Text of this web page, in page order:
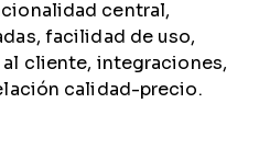
central,
facilidad de uso,
cliente, integraciones,
calidad-precio.